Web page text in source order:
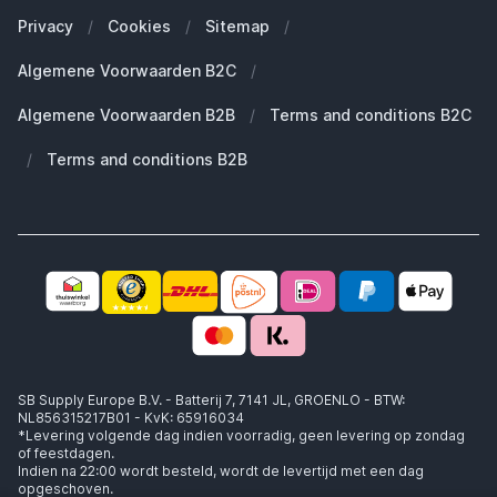
Zakelijke klanten (B2B)
Groot en uniek assortiment
400.000+ klanten geleverd
Welke MagSafe heb ik nodig?
Werken bij SB Supply
Working at SB Supply
Privacy / Cookies / Sitemap /
Algemene Voorwaarden B2C /
Algemene Voorwaarden B2B / Terms and conditions B2C
/ Terms and conditions B2B
SB Supply Europe B.V. - Batterij 7, 7141 JL, GROENLO - BTW:
NL856315217B01 - KvK: 65916034
*Levering volgende dag indien voorradig, geen levering op zondag
of feestdagen.
Indien na 22:00 wordt besteld, wordt de levertijd met een dag
opgeschoven.